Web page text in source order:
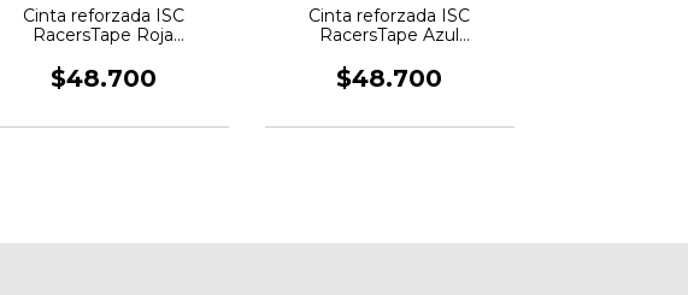
Cinta reforzada ISC
RacersTape Roja
$48.700
Cinta reforzada ISC
RacersTape Azul
$48.700